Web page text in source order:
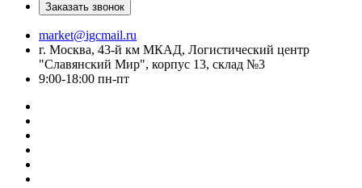
Заказать звонок
market@igcmail.ru
г. Москва, 43-й км МКАД, Логистический центр
"Славянский Мир", корпус 13, склад №3
9:00-18:00 пн-пт